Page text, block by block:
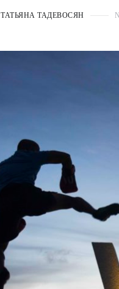
ТАТЬЯНА ТАДЕВОСЯН